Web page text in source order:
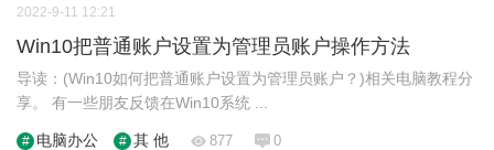
2022-9-11 12:21
Win10把普通账户设置为管理员账户操作方法
导读：(Win10如何把普通账户设置为管理员账户？)相关电脑教程分
享。 有一些朋友反馈在Win10系统 ...
电脑办公 其 他 877 0